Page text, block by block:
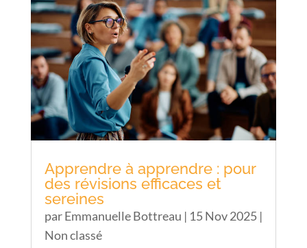
Apprendre à apprendre : pour
des révisions efficaces et
sereines
parEmmanuelle Bottreau | 15 Nov 2025|
Non classé